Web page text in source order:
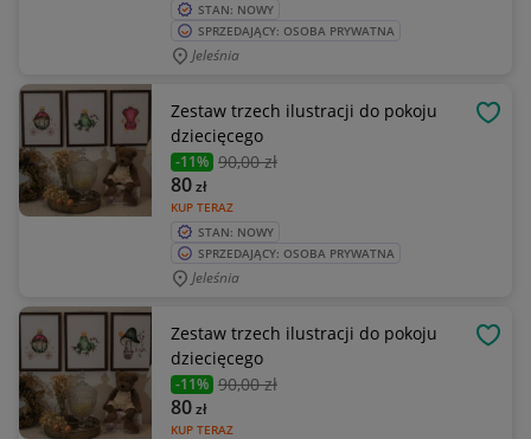
STAN: NOWY
SPRZEDAJĄCY: OSOBA PRYWATNA
Jeleśnia
Zestaw trzech ilustracji do pokoju
dziecięcego
-11% 90,00 zł
KUP TERAZ
80zł
STAN: NOWY
SPRZEDAJĄCY: OSOBA PRYWATNA
Jeleśnia
Zestaw trzech ilustracji do pokoju
dziecięcego
-11% 90,00 zł
KUP TERAZ
80zł